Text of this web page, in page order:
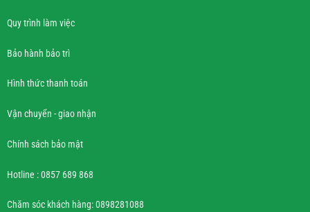
Quy trình làm việc
Bảo hành bảo trì
Hình thức thanh toán
Vận chuyển - giao nhận
Chính sách bảo mật
Hotline : 0857 689 868
Chăm sóc khách hàng: 0898281088